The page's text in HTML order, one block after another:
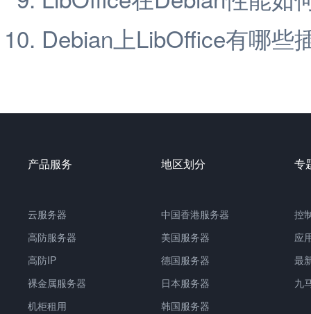
Debian上LibOffice有哪些
产品服务
云服务器
高防服务器
高防IP
裸金属服务器
机柜租用
地区划分
中国香港服务器
美国服务器
德国服务器
日本服务器
韩国服务器
专
控
应
最
九